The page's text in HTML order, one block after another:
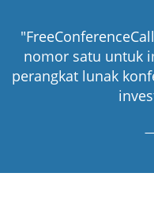
nomor satu untuk
perangkat lunak